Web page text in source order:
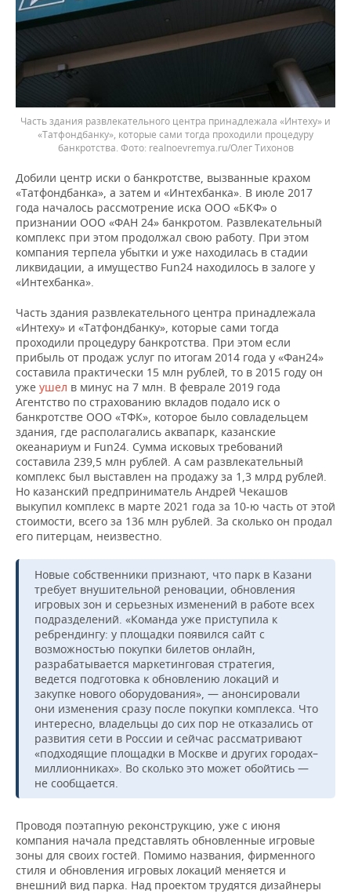
Часть здания развлекательного центра принадлежала «Интеху» и
«Татфондбанку», которые сами тогда проходили процедуру
банкротства.
realnoevremya.ru/Олег Тихонов
Добили центр иски о банкротстве, вызванные крахом
«Татфондбанка», а затем и «Интехбанка». В июле 2017
года началось рассмотрение иска ООО «БКФ» о
признании ООО «ФАН 24» банкротом. Развлекательный
комплекс при этом продолжал свою работу. При этом
компания терпела убытки и уже находилась в стадии
ликвидации, а имущество Fun24 находилось в залоге у
«Интехбанка».
Часть здания развлекательного центра принадлежала
«Интеху» и «Татфондбанку», которые сами тогда
проходили процедуру банкротства. При этом если
прибыль от продаж услуг по итогам 2014 года у «Фан24»
составила практически 15 млн рублей, то в 2015 году он
уже ушел в минус на 7 млн. В феврале 2019 года
Агентство по страхованию вкладов подало иск о
банкротстве ООО «ТФК», которое было совладельцем
здания, где располагались аквапарк, казанские
океанариум и Fun24. Сумма исковых требований
составила 239,5 млн рублей. А сам развлекательный
комплекс был выставлен на продажу за 1,3 млрд рублей.
Но казанский предприниматель Андрей Чекашов
выкупил комплекс в марте 2021 года за 10-ю часть от этой
стоимости, всего за 136 млн рублей. За сколько он продал
его питерцам, неизвестно.
Новые собственники признают, что парк в Казани
требует внушительной реновации, обновления
игровых зон и серьезных изменений в работе всех
подразделений. «Команда уже приступила к
ребрендингу: у площадки появился сайт с
возможностью покупки билетов онлайн,
разрабатывается маркетинговая стратегия,
ведется подготовка к обновлению локаций и
закупке нового оборудования», — анонсировали
они изменения сразу после покупки комплекса. Что
интересно, владельцы до сих пор не отказались от
развития сети в России и сейчас рассматривают
«подходящие площадки в Москве и других городах–
миллионниках». Во сколько это может обойтись —
не сообщается.
Проводя поэтапную реконструкцию, уже с июня
компания начала представлять обновленные игровые
зоны для своих гостей. Помимо названия, фирменного
стиля и обновления игровых локаций меняется и
внешний вид парка. Над проектом трудятся дизайнеры